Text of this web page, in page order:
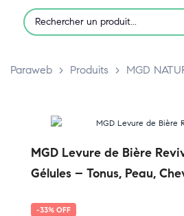
Paraweb > Produits > MGD
MGD Levure de Bière
Gélules – Tonus, Peau,
-33% OFF